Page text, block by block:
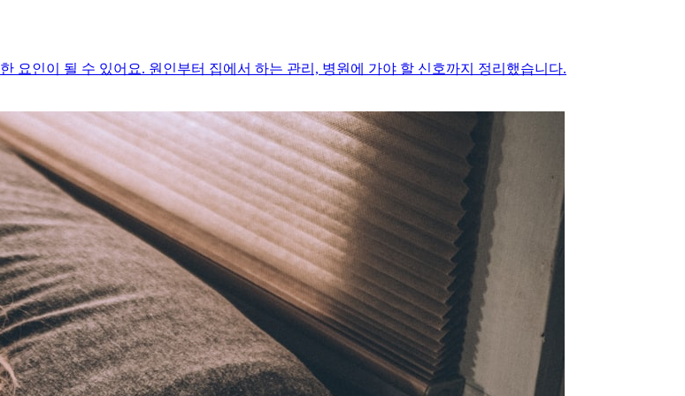
요인이 될 수 있어요. 원인부터 집에서 하는 관리, 병원에 가야 할 신호까지 정리했습니다.